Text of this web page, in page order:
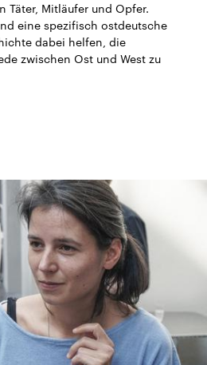
Täter, Mitläufer und Opfer.
eine spezifisch ostdeutsche
dabei helfen, die
zwischen Ost und West zu